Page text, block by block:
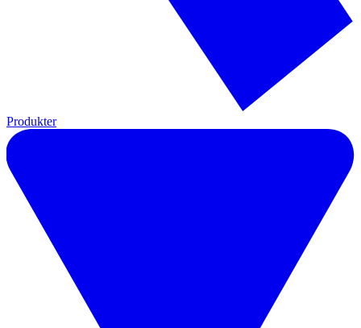
Produkter